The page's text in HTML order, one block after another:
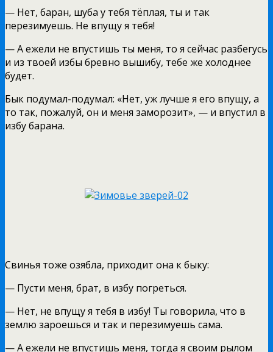
— Нет, баран, шуба у тебя тёплая, ты и так
перезимуешь. Не впущу я тебя!
— А ежели не впустишь ты меня, то я сейчас разбегусь
и из твоей избы бревно вышибу, тебе же холоднее
будет.
Бык подумал-подумал: «Нет, уж лучше я его впущу, а
то так, пожалуй, он и меня заморозит», — и впустил в
избу барана.
Свинья тоже озябла, приходит она к быку:
— Пусти меня, брат, в избу погреться.
— Нет, не впущу я тебя в избу! Ты говорила, что в
землю зароешься и так и перезимуешь сама.
— А ежели не впустишь меня, тогда я своим рылом